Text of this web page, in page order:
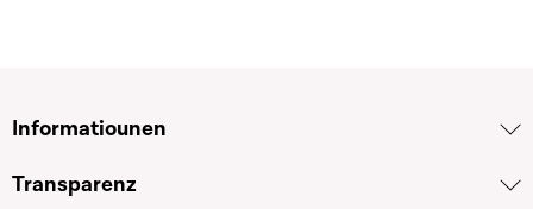
Informatiounen
Transparenz